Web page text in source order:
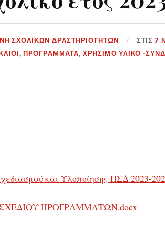
ΣΧΟΛΙΚΏΝ ΔΡΑΣΤΗΡΙΟΤΉΤΩΝ ΣΤΙΣ7
,ΠΡΟΓΡΆΜΜΑΤΑ,ΧΡΉΣΙΜΟ ΥΛΙΚΌ -
και Υλοποίησης ΠΣΔ 2023-
ΠΡΟΓΡΑΜΜΑΤΩΝ.docx